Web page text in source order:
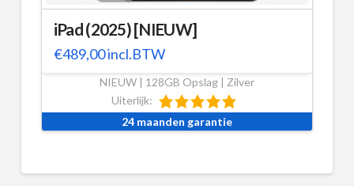
iPad (2025) [NIEUW]
€489,00incl.BTW
NIEUW | 128GB Opslag | Zilver
Uiterlijk:
24 maanden garantie